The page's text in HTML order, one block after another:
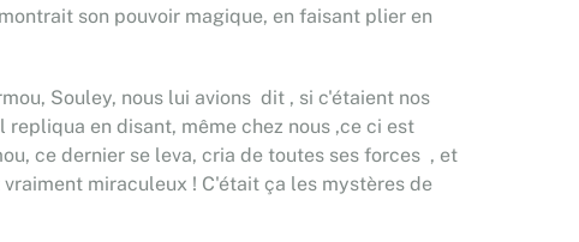
son pouvoir magique, en faisant plier en
Souley, nous lui avions dit , si c'étaient nos
en disant, même chez nous ,ce ci est
ce dernier se leva, cria de toutes ses forces , et
miraculeux ! C'était ça les mystères de